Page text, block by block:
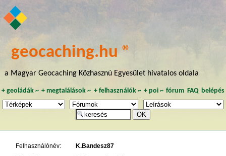
geocaching.hu ®
a Magyar Geocaching Közhasznú Egyesület hivatalos oldala
+ geoládák~ +megtalálások ~ + felhasználók~ + poi~ fórum FAQ belépés
Felhasználónév:
K.Bandesz87